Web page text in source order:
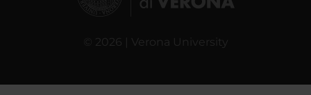
© 2026 | Verona University